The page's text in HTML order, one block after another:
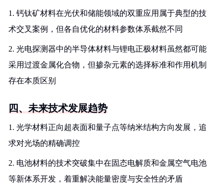
1. 钙钛矿材料在光伏和储能领域的双重应用属于典型的技
术交叉案例，但各自优化的材料参数体系截然不同
2. 光电探测器中的半导体材料与锂电正极材料虽然都可能
采用过渡金属化合物，但掺杂元素的选择标准和作用机制
存在本质区别
四、未来技术发展趋势
1. 光学材料正向超表面和量子点等纳米结构方向发展，追
求对光场的精确调控
2. 电池材料的技术突破集中在固态电解质和金属空气电池
等新体系开发，着重解决能量密度与安全性的矛盾